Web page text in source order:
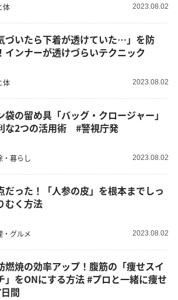
体 2023.08.02
づいたら下着が透けていた…」を防
インナーが透けづらいテクニック
体 2023.08.02
袋の留め具「バッグ・クロージャー」
な2つの活用術 #警視庁発
・暮らし 2023.08.02
だった！「人参の皮」を根本までしっ
むく方法
・グルメ 2023.08.02
燃焼の効率アップ！腹筋の「痩せスイ
」をONにする方法 #プロと一緒に痩せ
間